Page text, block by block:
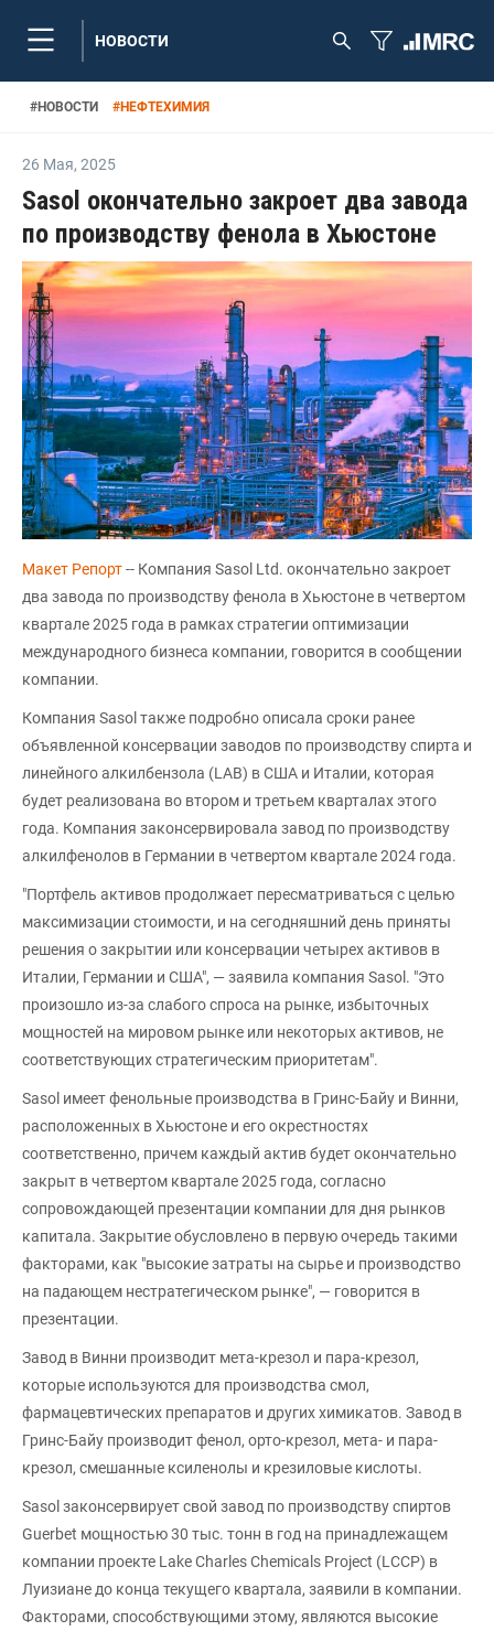
НОВОСТИ
#НОВОСТИ #НЕФТЕХИМИЯ
26 Мая, 2025
Sasol окончательно закроет два завода
по производству фенола в Хьюстоне
Макет Репорт-- Компания Sasol Ltd. окончательно закроет
два завода по производству фенола в Хьюстоне в четвертом
квартале 2025 года в рамках стратегии оптимизации
международного бизнеса компании, говорится в сообщении
компании.
Компания Sasol также подробно описала сроки ранее
объявленной консервации заводов по производству спирта и
линейного алкилбензола (LAB) в США и Италии, которая
будет реализована во втором и третьем кварталах этого
года. Компания законсервировала завод по производству
алкилфенолов в Германии в четвертом квартале 2024 года.
"Портфель активов продолжает пересматриваться с целью
максимизации стоимости, и на сегодняшний день приняты
решения о закрытии или консервации четырех активов в
Италии, Германии и США", — заявила компания Sasol. "Это
произошло из-за слабого спроса на рынке, избыточных
мощностей на мировом рынке или некоторых активов, не
соответствующих стратегическим приоритетам".
Sasol имеет фенольные производства в Гринс-Байу и Винни,
расположенных в Хьюстоне и его окрестностях
соответственно, причем каждый актив будет окончательно
закрыт в четвертом квартале 2025 года, согласно
сопровождающей презентации компании для дня рынков
капитала. Закрытие обусловлено в первую очередь такими
факторами, как "высокие затраты на сырье и производство
на падающем нестратегическом рынке", — говорится в
презентации.
Завод в Винни производит мета-крезол и пара-крезол,
которые используются для производства смол,
фармацевтических препаратов и других химикатов. Завод в
Гринс-Байу производит фенол, орто-крезол, мета- и пара-
крезол, смешанные ксиленолы и крезиловые кислоты.
Sasol законсервирует свой завод по производству спиртов
Guerbet мощностью 30 тыс. тонн в год на принадлежащем
компании проекте Lake Charles Chemicals Project (LCCP) в
Луизиане до конца текущего квартала, заявили в компании.
Факторами, способствующими этому, являются высокие